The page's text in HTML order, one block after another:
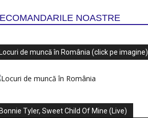
NOASTRE
de muncă în România (click pe imagine)
Tyler, Sweet Child Of Mine (Live)